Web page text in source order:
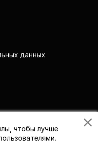
данных
чтобы лучше